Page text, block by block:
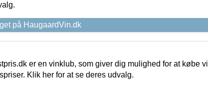
på HaugaardVin.dk
er en vinklub, som giver dig mulighed for at købe
Klik her for at se deres udvalg.